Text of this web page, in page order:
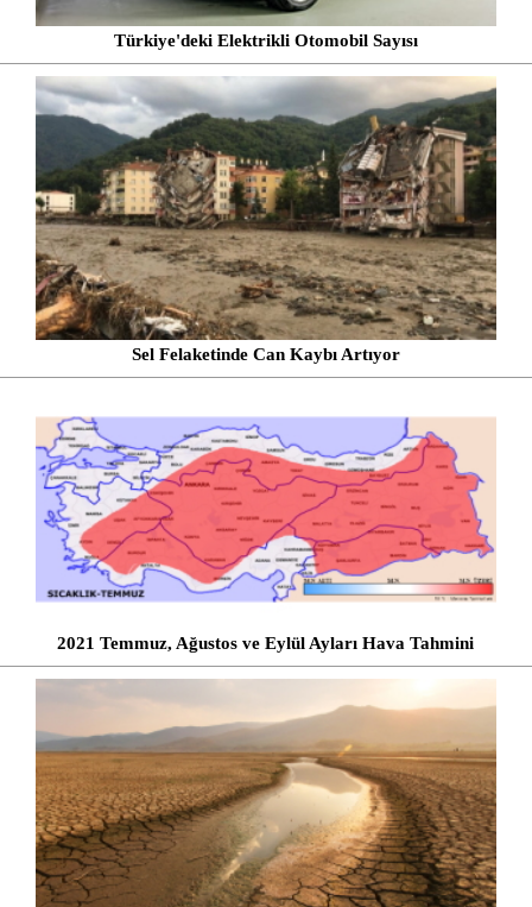
Türkiye'deki Elektrikli Otomobil Sayısı
Sel Felaketinde Can Kaybı Artıyor
2021 Temmuz, Ağustos ve Eylül Ayları Hava Tahmini